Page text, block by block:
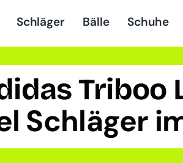
Schläger Bälle Schuhe
Triboo
Schläger